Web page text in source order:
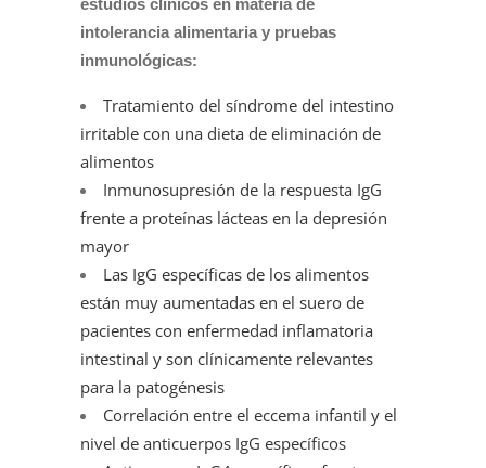
estudios clínicos en materia de
intolerancia alimentaria y pruebas
inmunológicas:
Tratamiento del síndrome del intestino
irritable con una dieta de eliminación de
alimentos
Inmunosupresión de la respuesta IgG
frente a proteínas lácteas en la depresión
mayor
Las IgG específicas de los alimentos
están muy aumentadas en el suero de
pacientes con enfermedad inflamatoria
intestinal y son clínicamente relevantes
para la patogénesis
Correlación entre el eccema infantil y el
nivel de anticuerpos IgG específicos